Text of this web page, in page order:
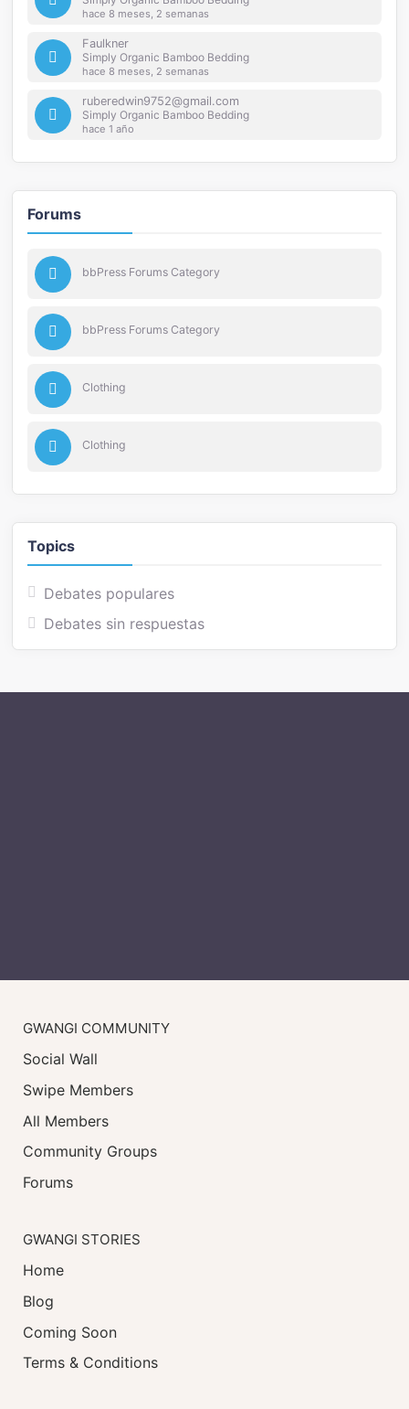
hace 8 meses, 2 semanas
Faulkner
Simply Organic Bamboo Bedding
hace 8 meses, 2 semanas
ruberedwin9752@gmail.com
Simply Organic Bamboo Bedding
hace 1 año
Forums
bbPress Forums Category
bbPress Forums Category
Clothing
Clothing
Topics
Debates populares
Debates sin respuestas
GWANGI COMMUNITY
Social Wall
Swipe Members
All Members
Community Groups
Forums
GWANGI STORIES
Home
Blog
Coming Soon
Terms & Conditions